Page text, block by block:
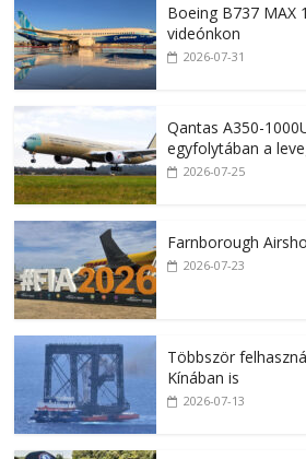
Boeing B737 MAX
videónkon
2026-07-31
Qantas A350-
egyfolytában a
2026-07-25
Farnborough
2026-07-23
Többször
Kínában is
2026-07-13